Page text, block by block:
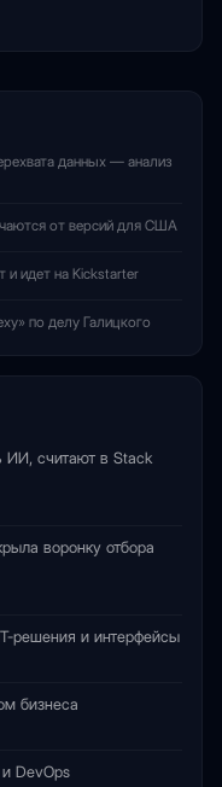
данных — анализ
от версий для США
и идет на Kickstarter
по делу Галицкого
ИИ, считают в Stack
воронку отбора
решения и интерфейсы
бизнеса
DevOps